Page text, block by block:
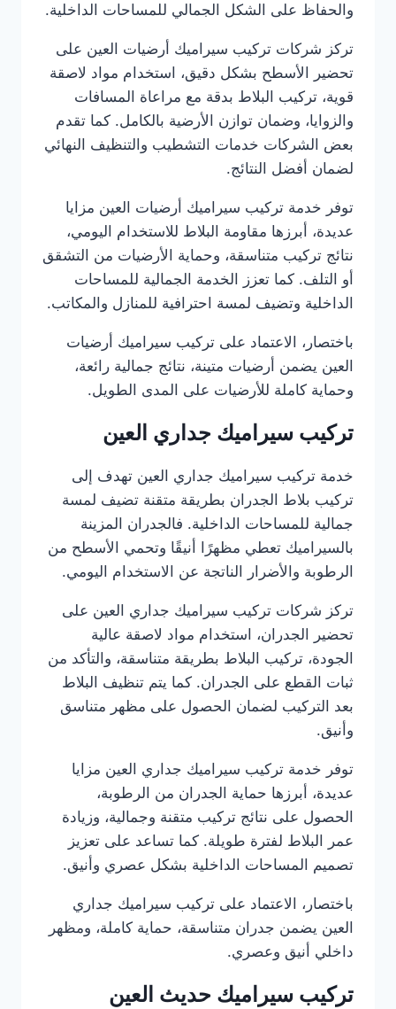
والحفاظ على الشكل الجمالي للمساحات الداخلية.
تركز شركات تركيب سيراميك أرضيات العين على
تحضير الأسطح بشكل دقيق، استخدام مواد لاصقة
قوية، تركيب البلاط بدقة مع مراعاة المسافات
والزوايا، وضمان توازن الأرضية بالكامل. كما تقدم
بعض الشركات خدمات التشطيب والتنظيف النهائي
لضمان أفضل النتائج.
توفر خدمة تركيب سيراميك أرضيات العين مزايا
عديدة، أبرزها مقاومة البلاط للاستخدام اليومي،
نتائج تركيب متناسقة، وحماية الأرضيات من التشقق
أو التلف. كما تعزز الخدمة الجمالية للمساحات
الداخلية وتضيف لمسة احترافية للمنازل والمكاتب.
باختصار، الاعتماد على تركيب سيراميك أرضيات
العين يضمن أرضيات متينة، نتائج جمالية رائعة،
وحماية كاملة للأرضيات على المدى الطويل.
تركيب سيراميك جداري العين
خدمة تركيب سيراميك جداري العين تهدف إلى
تركيب بلاط الجدران بطريقة متقنة تضيف لمسة
جمالية للمساحات الداخلية. فالجدران المزينة
بالسيراميك تعطي مظهرًا أنيقًا وتحمي الأسطح من
الرطوبة والأضرار الناتجة عن الاستخدام اليومي.
تركز شركات تركيب سيراميك جداري العين على
تحضير الجدران، استخدام مواد لاصقة عالية
الجودة، تركيب البلاط بطريقة متناسقة، والتأكد من
ثبات القطع على الجدران. كما يتم تنظيف البلاط
بعد التركيب لضمان الحصول على مظهر متناسق
وأنيق.
توفر خدمة تركيب سيراميك جداري العين مزايا
عديدة، أبرزها حماية الجدران من الرطوبة،
الحصول على نتائج تركيب متقنة وجمالية، وزيادة
عمر البلاط لفترة طويلة. كما تساعد على تعزيز
تصميم المساحات الداخلية بشكل عصري وأنيق.
باختصار، الاعتماد على تركيب سيراميك جداري
العين يضمن جدران متناسقة، حماية كاملة، ومظهر
داخلي أنيق وعصري.
تركيب سيراميك حديث العين